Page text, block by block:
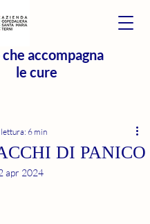
che accompagna
le cure
DI PANICO
6 min
apr 2024